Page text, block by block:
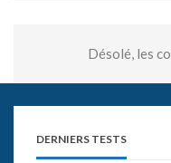
Désolé, les
DERNIERS TESTS